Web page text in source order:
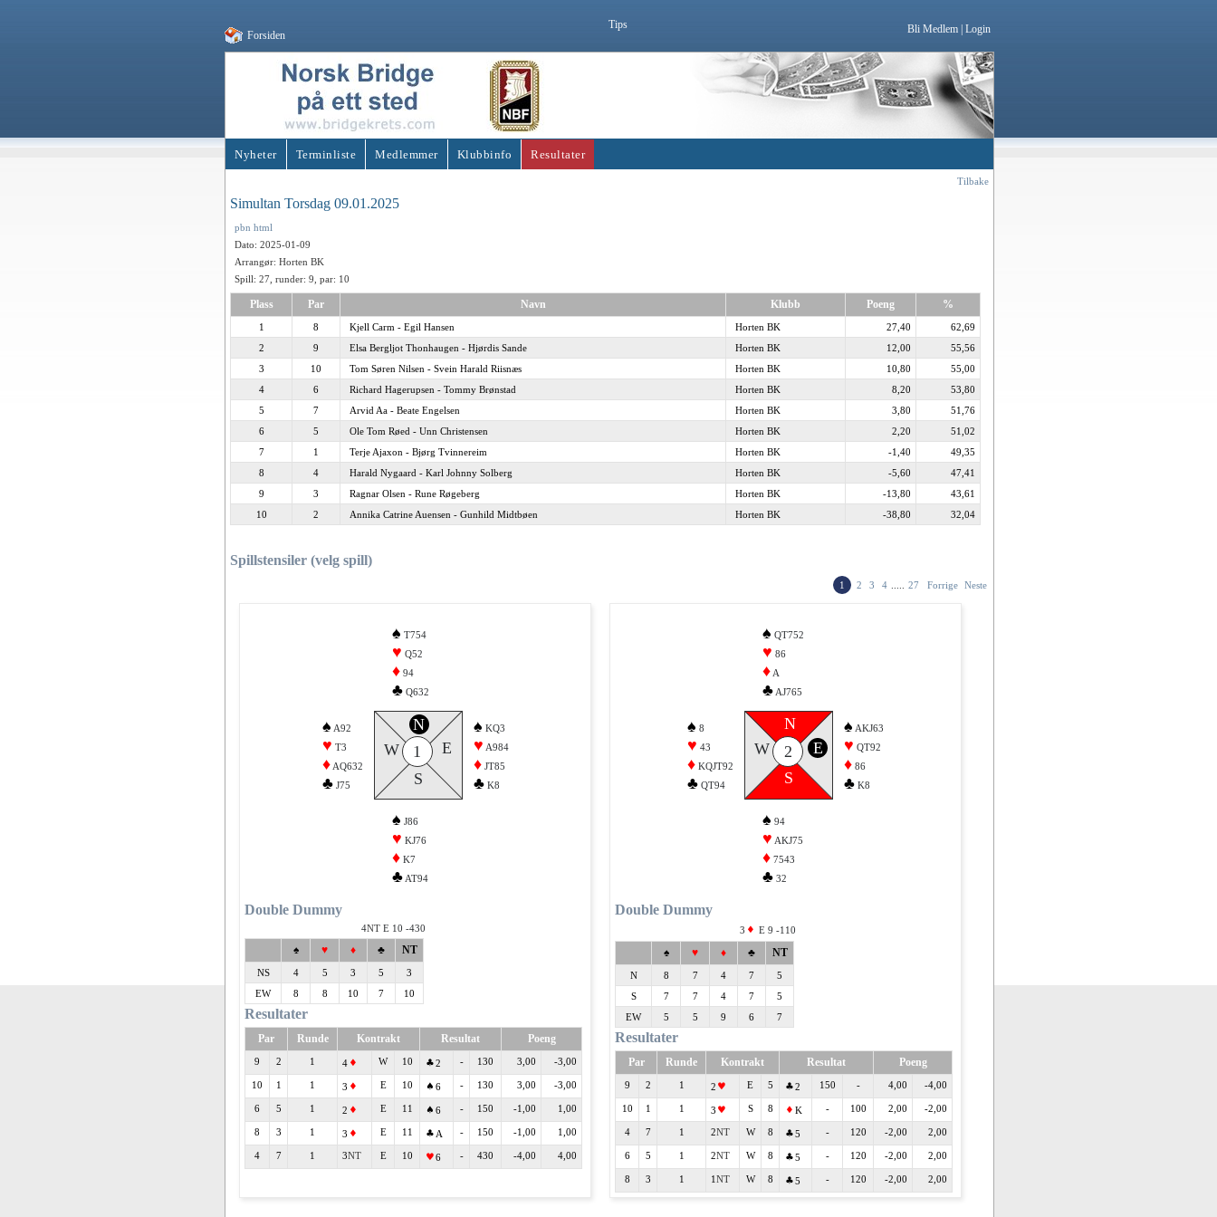
Forsiden
Tips Bli Medlem Login
Nyheter Terminliste Medlemmer Klubbinfo Resultater
Tilbake
Simultan Torsdag 09.01.2025
pbn html
Dato: 2025-01-09
Arrangør: Horten BK
Spill: 27, runder: 9, par: 10
Plass Par Navn Klubb Poeng %
1 8 Kjell Carm - Egil Hansen Horten BK 27,40
62,69
2
9 Elsa Bergljot Thonhaugen - Hjørdis Sande Horten BK 12,00
55,56
3
10 Tom Søren Nilsen - Svein Harald Riisnæs Horten BK 10,80
55,00
4
6 Richard Hagerupsen - Tommy Brønstad Horten BK 8,20
53,80
5
7 Arvid Aa - Beate Engelsen Horten BK 3,80
51,76
6
5 Ole Tom Røed - Unn Christensen Horten BK 2,20
51,02
7
1 Terje Ajaxon - Bjørg Tvinnereim Horten BK -1,40
49,35
8
4 Harald Nygaard - Karl Johnny Solberg Horten BK -5,60
47,41
9
3 Ragnar Olsen - Rune Røgeberg Horten BK -13,80
43,61
10
2 Annika Catrine Auensen - Gunhild Midtbøen Horten BK -38,80 32,04
Spillstensiler (velg spill)
1 2 3 4 27 Forrige Neste
♠ T754
♥ Q52
♦ 94
♣ Q632
♠ A92
♥ T3
♦ AQ632
♣ J75
N
S
W E
1
♠ KQ3
♥ A984
♦ JT85
♣ K8
♠ J86
♥ KJ76
♦ K7
♣ AT94
Double Dummy
4 E 10 -430
♠ ♥ ♦ ♣ NT
NS 4 5 3 5
3
EW
8 8 10 7 10
Resultater
Par Runde Kontrakt Resultat Poeng
9 2 1 4 W 10 2 - 130 3,00 -3,00
10 1 1 3 E 10 6 - 130 3,00 -3,00
6 5 1 2 E 11 6 - 150 -1,00 1,00
8 3 1 3 E 11 A - 150 -1,00 1,00
4 7 1 3 E 10 6 - 430 -4,00 4,00
♠ QT752
♥ 86
♦ A
♣ AJ765
♠ 8
♥ 43
♦ KQJT92
♣ QT94
N
S
W E
2
♠ AKJ63
♥ QT92
♦ 86
♣ K8
♠ 94
♥ AKJ75
♦ 7543
♣ 32
Double Dummy
3 E 9 -110
♠ ♥ ♦ ♣ NT
N 8 7 4 7
5
S
7 7 4 7
5
EW
5 5 9 6 7
Resultater
Par Runde Kontrakt Resultat Poeng
9 2 1 2 E 5 2 150 - 4,00 -4,00
10 1 1 3 S 8 K - 100 2,00 -2,00
4 7 1 2 W 8 5 - 120 -2,00 2,00
6 5 1 2 W 8 5 - 120 -2,00 2,00
8 3 1 1 W 8 5 - 120 -2,00 2,00